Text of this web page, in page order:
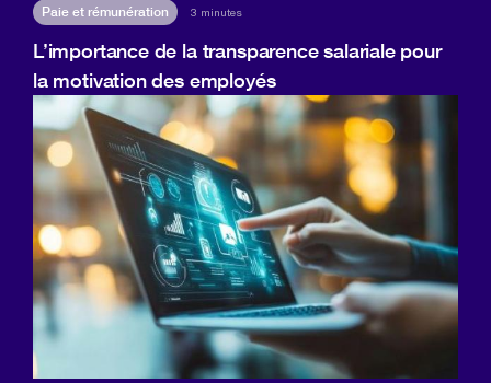
Paie et rémunération 3 minutes
L’importance de la transparence salariale pour
la motivation des employés